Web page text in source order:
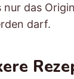
nur das
darf.